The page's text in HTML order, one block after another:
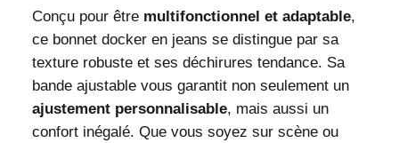
Conçu pour être multifonctionnel et adaptable,
ce bonnet docker en jeans se distingue par sa
texture robuste et ses déchirures tendance. Sa
bande ajustable vous garantit non seulement un
ajustement personnalisable, mais aussi un
confort inégalé. Que vous soyez sur scène ou